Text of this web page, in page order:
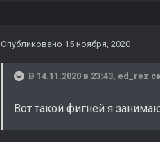
Опубликовано 15 ноября, 2020
В 14.11.2020 в 23:43, ed_rez
Вот такой фигней я